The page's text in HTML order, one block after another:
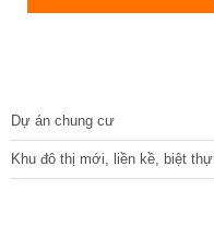
Dự án chung cư
Khu đô thị mới, liền kề, biệt thự